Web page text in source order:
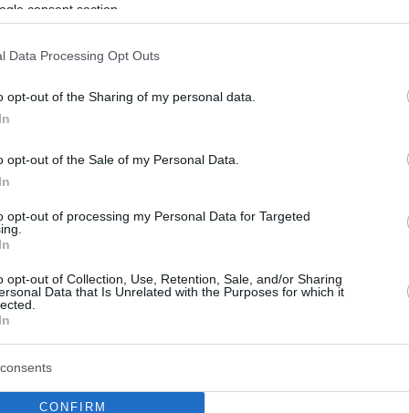
consent section.
Data Processing Opt Outs
opt-out of the Sharing of my personal data.
opt-out of the Sale of my Personal Data.
opt-out of processing my Personal Data for Targeted
opt-out of Collection, Use, Retention, Sale, and/or Sharing
Data that Is Unrelated with the Purposes for which it
CONFIRM
σεξουαλική παρενόχληση από
στο ΣΕΗ»
εμπειρία που βίωσε στο καμαρίνι του με
αλλά και για τα δύσκολα παιδικά χρόνια που
ο ηθοποιός